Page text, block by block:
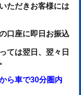
ただきお客様には
口座に即日お振込
ては翌日、翌々日
ら車で30分圏内